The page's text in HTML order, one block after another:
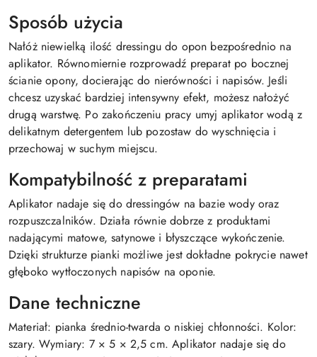
Sposób użycia
Nałóż niewielką ilość dressingu do opon bezpośrednio na
aplikator. Równomiernie rozprowadź preparat po bocznej
ścianie opony, docierając do nierówności i napisów. Jeśli
chcesz uzyskać bardziej intensywny efekt, możesz nałożyć
drugą warstwę. Po zakończeniu pracy umyj aplikator wodą z
delikatnym detergentem lub pozostaw do wyschnięcia i
przechowaj w suchym miejscu.
Kompatybilność z preparatami
Aplikator nadaje się do dressingów na bazie wody oraz
rozpuszczalników. Działa równie dobrze z produktami
nadającymi matowe, satynowe i błyszczące wykończenie.
Dzięki strukturze pianki możliwe jest dokładne pokrycie nawet
głęboko wytłoczonych napisów na oponie.
Dane techniczne
Materiał: pianka średnio-twarda o niskiej chłonności. Kolor:
szary. Wymiary: 7 × 5 × 2,5 cm. Aplikator nadaje się do